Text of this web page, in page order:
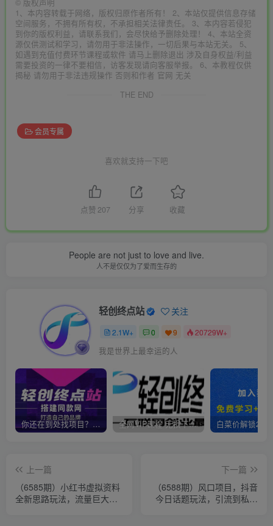
© 版权声明
1、本内容转载于网络，版权归原作者所有！ 2、本站仅提供信息存储
空间服务，不拥有所有权，不承担相关法律责任。 3、本内容若侵犯
到你的版权利益，请联系我们，会尽快给予删除处理！ 4、本站全资
源仅供测试和学习，请勿用于非法操作，一切后果与本站无关。 5、
如遇到充值付费环节课程或软件 请马上删除退出 涉及自身权益/利益
需要投资的一律不要相信，访客发现请向客服举报。 6、本教程仅供
揭秘 请勿用于非法违规操作 否则和作者 官网 无关
THE END
会员专属
喜欢就支持一下吧
点赞 207 分享 收藏
People are not just to love and live.
人不是仅仅为了爱而生存的
轻创终点站 关注
2.1W+ 0 9 20729W+
我是世界上最幸运的人
你还在到处找项目？还在当韭菜？我靠卖项目一个月收入5万+，曾经我也是个失败者。 全网VIP课程 无损下载~
上一篇
（6585期）小红书虚拟资料
全新思路玩法，流量巨大，
下一篇
（6588期）风口项目，抖音
今日话题玩法，引流到私域